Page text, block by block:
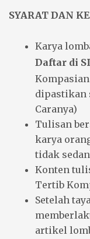
SYARAT DAN
Karya
Daftar di
dipastikan
Caranya)
Tulisan
karya
tidak
Konten
Tertib
Setelah
artikel